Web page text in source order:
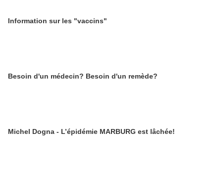
Information sur les "vaccins"
Besoin d'un médecin? Besoin d'un remède?
Michel Dogna - L’épidémie MARBURG est lâchée!